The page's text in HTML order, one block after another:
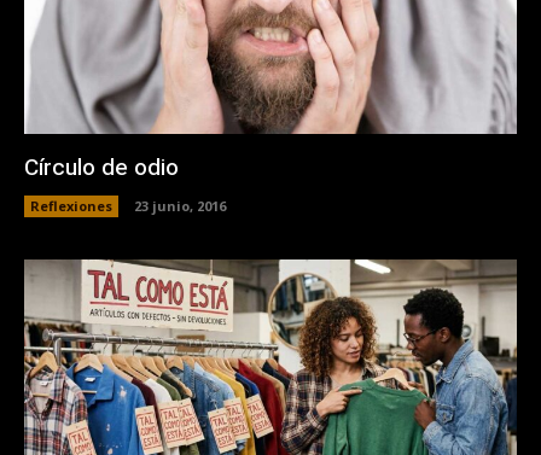
Círculo de odio
Reflexiones 23 junio, 2016